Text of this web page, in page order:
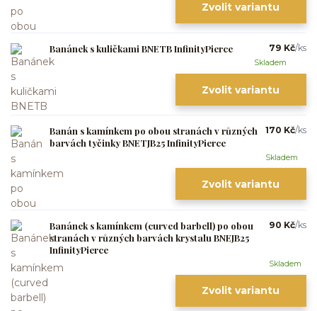
Zvolit variantu
Banánek s kuličkami BNETB InfinityPierce 79 Kč/ks
Skladem
Zvolit variantu
Banán s kamínkem po obou stranách v různých
barvách tyčinky BNETJB25 InfinityPierce
170 Kč/ks
Skladem
Zvolit variantu
Banánek s kamínkem (curved barbell) po obou
stranách v různých barvách krystalu BNEJB25
InfinityPierce
90 Kč/ks
Skladem
Zvolit variantu